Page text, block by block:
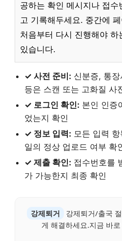
공하는 확인 메시지나 접
고 기록해두세요. 중간에
처음부터 다시 진행해야 하
있습니다.
✓ 사전 준비: 신분증, 통
등은 스캔 또는 고화질 사
✓ 로그인 확인: 본인 인증
었는지 확인
✓ 정보 입력: 모든 입력
일의 정상 업로드 여부 확
✓ 제출 확인: 접수번호를
가 가능한지 최종 확인
강제퇴거
강제퇴거/출국
게 해결하세요.지금 바